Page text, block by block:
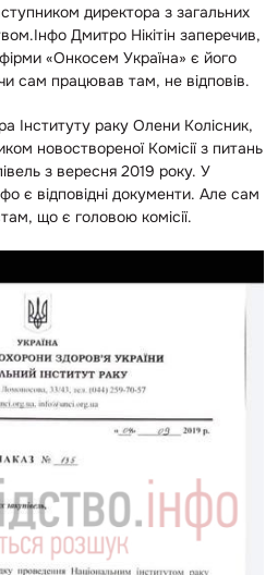
директора з загальних
Дмитро Нікітін заперечив,
«Онкосем Україна» є його
сам працював там, не відповів.
Інституту раку Олени Колісник,
новоствореної Комісії з питань
з вересня 2019 року. У
є відповідні документи. Але сам
що є головою комісії.